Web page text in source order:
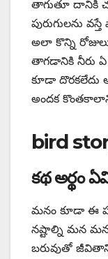
తాగుతూ దానికి
పురుగులను
అలా కొన్ని
తాగడానికి నీరు
కూడా దొరకలేదు
అందక
bird
కథ అర్థం
మనం కూడా ఈ
నష్టాల్ని మన
బరువుతో